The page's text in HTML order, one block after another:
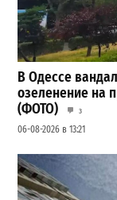
В Одессе
озеленение на
(ФОТО)
3
06-08-2026 в 13:21